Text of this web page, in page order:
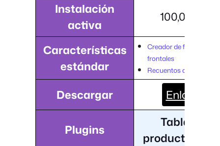
Instalación
activa
100,000+
Características
estándar
Creador de filtros
frontales
Recuentos dinámicos
Descargar Enlace
Plugins
Tabla de
productos